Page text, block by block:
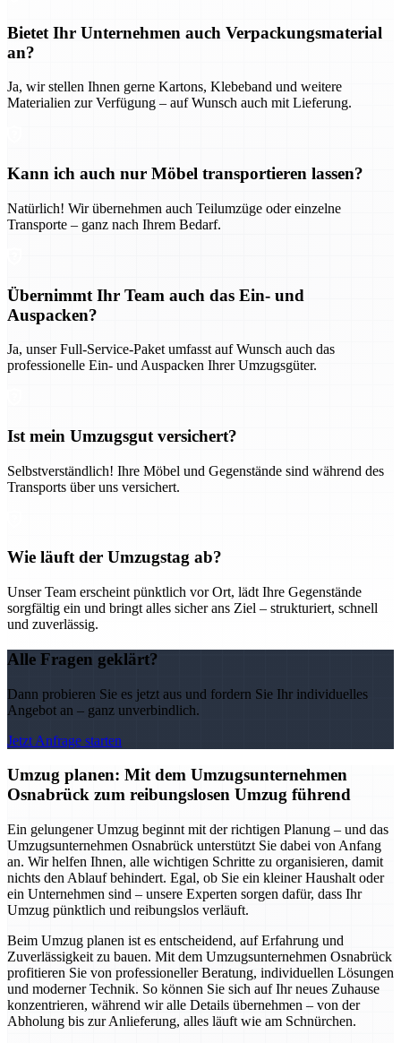
Bietet Ihr Unternehmen auch Verpackungsmaterial
an?
Ja, wir stellen Ihnen gerne Kartons, Klebeband und weitere
Materialien zur Verfügung – auf Wunsch auch mit Lieferung.
Kann ich auch nur Möbel transportieren lassen?
Natürlich! Wir übernehmen auch Teilumzüge oder einzelne
Transporte – ganz nach Ihrem Bedarf.
Übernimmt Ihr Team auch das Ein- und
Auspacken?
Ja, unser Full-Service-Paket umfasst auf Wunsch auch das
professionelle Ein- und Auspacken Ihrer Umzugsgüter.
Ist mein Umzugsgut versichert?
Selbstverständlich! Ihre Möbel und Gegenstände sind während des
Transports über uns versichert.
Wie läuft der Umzugstag ab?
Unser Team erscheint pünktlich vor Ort, lädt Ihre Gegenstände
sorgfältig ein und bringt alles sicher ans Ziel – strukturiert, schnell
und zuverlässig.
Alle Fragen geklärt?
Dann probieren Sie es jetzt aus und fordern Sie Ihr individuelles
Angebot an – ganz unverbindlich.
Jetzt Anfrage starten
Umzug planen: Mit dem Umzugsunternehmen
Osnabrück zum reibungslosen Umzug führend
Ein gelungener Umzug beginnt mit der richtigen Planung – und das
Umzugsunternehmen Osnabrück unterstützt Sie dabei von Anfang
an. Wir helfen Ihnen, alle wichtigen Schritte zu organisieren, damit
nichts den Ablauf behindert. Egal, ob Sie ein kleiner Haushalt oder
ein Unternehmen sind – unsere Experten sorgen dafür, dass Ihr
Umzug pünktlich und reibungslos verläuft.
Beim Umzug planen ist es entscheidend, auf Erfahrung und
Zuverlässigkeit zu bauen. Mit dem Umzugsunternehmen Osnabrück
profitieren Sie von professioneller Beratung, individuellen Lösungen
und moderner Technik. So können Sie sich auf Ihr neues Zuhause
konzentrieren, während wir alle Details übernehmen – von der
Abholung bis zur Anlieferung, alles läuft wie am Schnürchen.